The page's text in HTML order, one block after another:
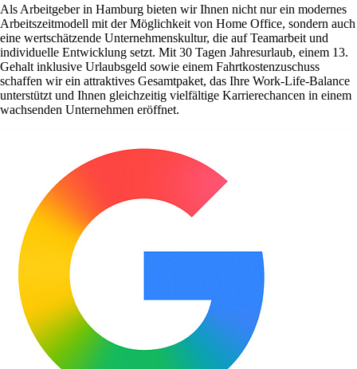
Als Arbeitgeber in Hamburg bieten wir Ihnen nicht nur ein modernes
Arbeitszeitmodell mit der Möglichkeit von Home Office, sondern auch
eine wertschätzende Unternehmenskultur, die auf Teamarbeit und
individuelle Entwicklung setzt. Mit 30 Tagen Jahresurlaub, einem 13.
Gehalt inklusive Urlaubsgeld sowie einem Fahrtkostenzuschuss
schaffen wir ein attraktives Gesamtpaket, das Ihre Work-Life-Balance
unterstützt und Ihnen gleichzeitig vielfältige Karrierechancen in einem
wachsenden Unternehmen eröffnet.